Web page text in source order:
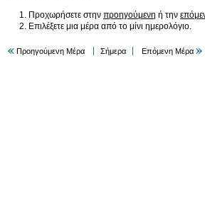
Προχωρήσετε στην προηγούμενη ή την
Επιλέξετε μια μέρα από το μίνι ημερολόγιο.
Προηγούμενη Μέρα Σήμερα Επόμενη Μέρα